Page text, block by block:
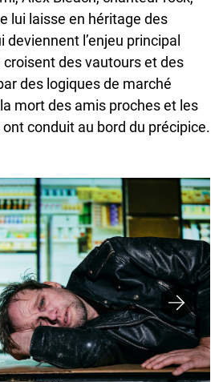
lui laisse en héritage des
l’enjeu principal
croisent des vautours et des
des logiques de marché
mort des amis proches et les
conduit au bord du précipice.